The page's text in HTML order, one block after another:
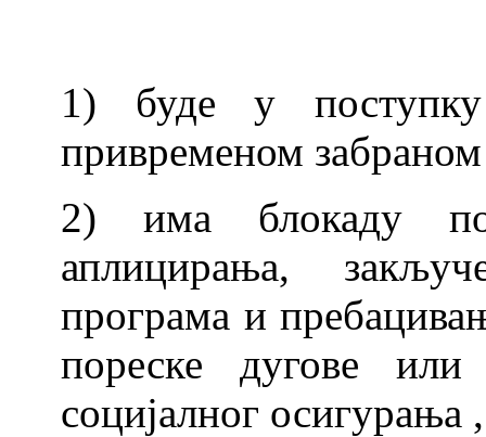
1) буде у
привременом
2) има блокаду
аплицирања,
програма и
пореске дугове или
социјалног осигурања